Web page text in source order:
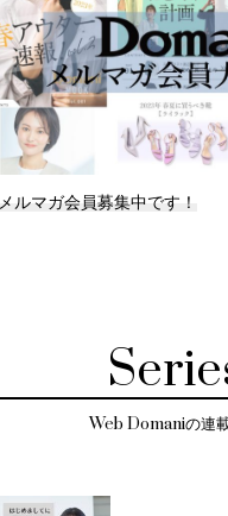
メルマガ会員募集中です！
Web Domaniの連